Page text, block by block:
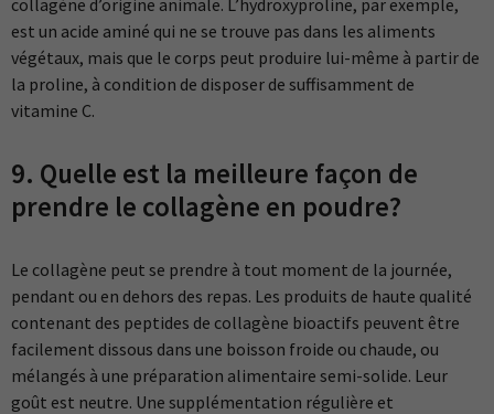
est un acide aminé qui ne se trouve pas dans les aliments
végétaux, mais que le corps peut produire lui-même à partir de
la proline, à condition de disposer de suffisamment de
vitamine C.
9. Quelle est la meilleure façon de
prendre le collagène en poudre?
Le collagène peut se prendre à tout moment de la journée,
pendant ou en dehors des repas. Les produits de haute qualité
contenant des peptides de collagène bioactifs peuvent être
facilement dissous dans une boisson froide ou chaude, ou
mélangés à une préparation alimentaire semi-solide. Leur
goût est neutre. Une supplémentation régulière et